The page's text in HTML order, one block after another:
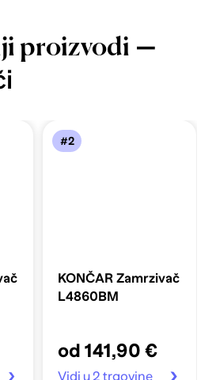
proizvodi —
#2
KONČAR Zamrzivač
L4860BM
od 141,90 €
Vidi u 2 trgovine